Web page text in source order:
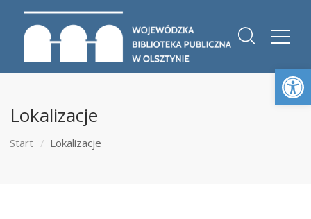
Lokalizacje
Start Lokalizacje